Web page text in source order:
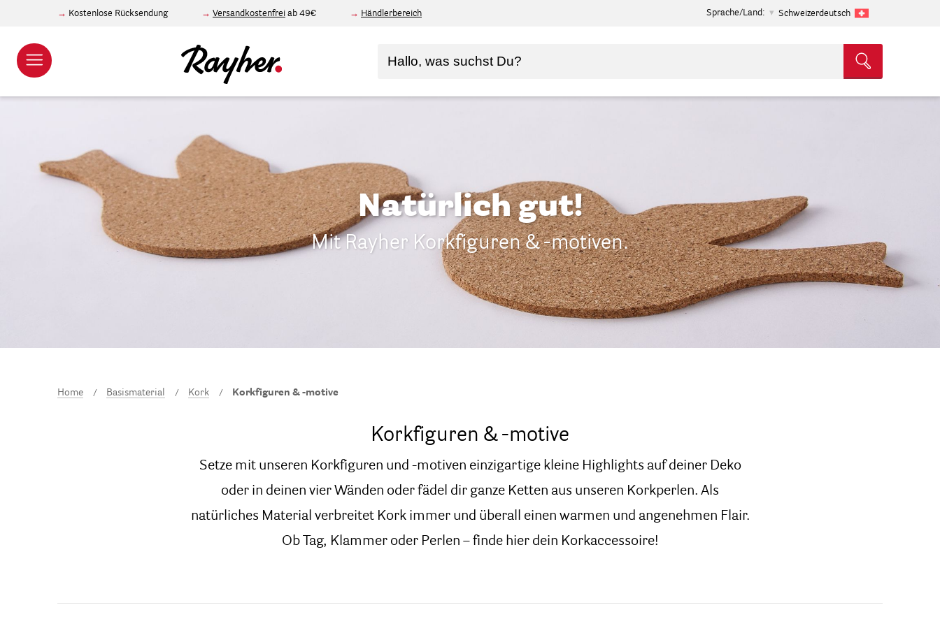
Kostenlose Rücksendung Versandkostenfrei ab 49€ Händlerbereich Sprache/Land: Schweizerdeutsch
Natürlich gut!
Mit Rayher Korkfiguren & -motiven.
Home Basismaterial Kork Korkfiguren & -motive
Korkfiguren & -motive
Setze mit unseren Korkfiguren und -motiven einzigartige kleine Highlights auf deiner Deko
oder in deinen vier Wänden oder fädel dir ganze Ketten aus unseren Korkperlen. Als
natürliches Material verbreitet Kork immer und überall einen warmen und angenehmen Flair.
Ob Tag, Klammer oder Perlen – finde hier dein Korkaccessoire!